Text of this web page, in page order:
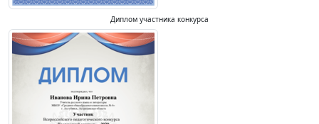
Диплом участника конкурса